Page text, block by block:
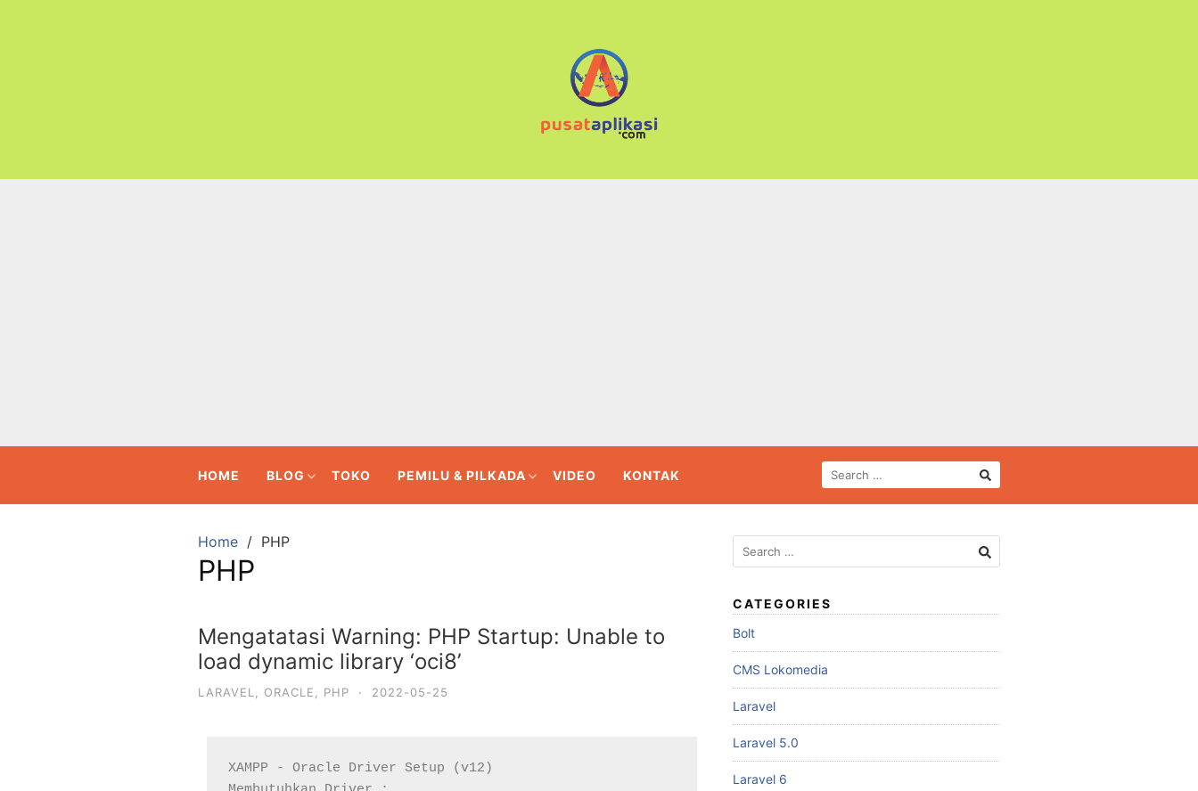
HOME BLOG TOKO PEMILU & PILKADA VIDEO KONTAK
Home PHP
PHP
Mengatatasi Warning: PHP Startup: Unable to
load dynamic library ‘oci8’
LARAVEL ORACLE PHP · 2022-05-25
XAMPP - Oracle Driver Setup (v12)
CATEGORIES
Bolt
CMS Lokomedia
Laravel
Laravel 5.0
Laravel 6